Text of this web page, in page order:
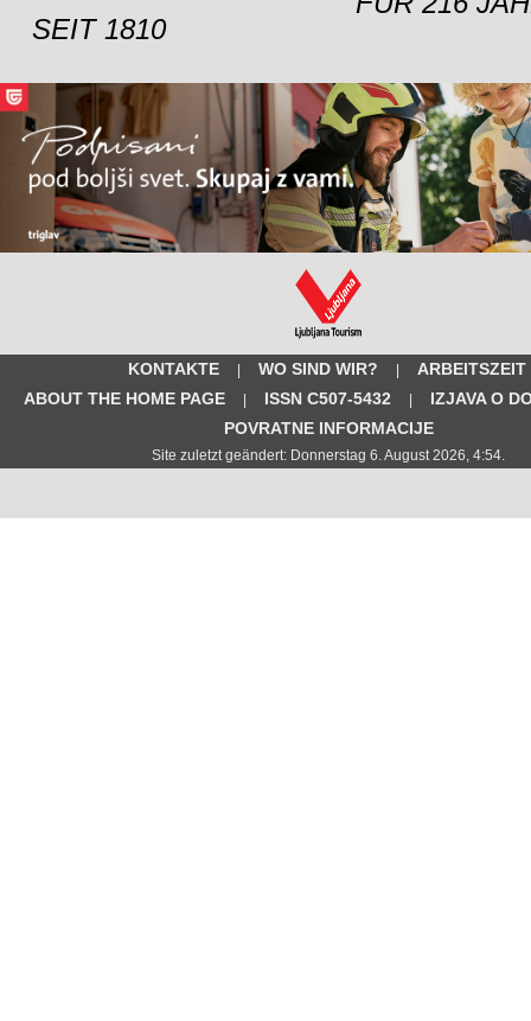
SEIT 1810
KONTAKTE WO SIND WIR?
ARBEITSZEIT
ABOUT THE HOME PAGE
ISSN C507-5432
IZJAVA O
POVRATNE INFORMACIJE
Site zuletzt geändert: Donnerstag 6. August 2026, 4:54.